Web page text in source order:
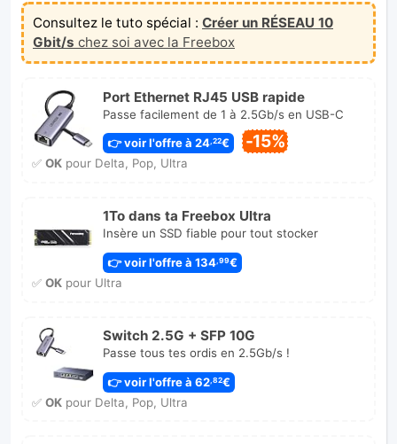
Consultez le tuto spécial : Créer un RÉSEAU 10
Gbit/s chez soi avec la Freebox
Port Ethernet RJ45 USB rapide
Passe facilement de 1 à 2.5Gb/s en USB-C
👉 voir l'offre à 24 ,22€ -15%
✅ OKpour Delta, Pop, Ultra
1To dans ta Freebox Ultra
Insère un SSD fiable pour tout stocker
👉 voir l'offre à 134 ,99€
✅ OKpour Ultra
Switch 2.5G + SFP 10G
Passe tous tes ordis en 2.5Gb/s !
👉 voir l'offre à 62,82€
✅ OKpour Delta, Pop, Ultra